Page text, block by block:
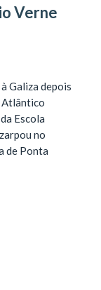
Verne
Galiza depois
Atlântico
Escola
no
de Ponta